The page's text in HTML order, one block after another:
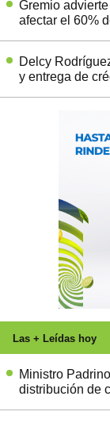
Gremio
afectar el 60%
Delcy
y entrega de
Las + Leídas hoy
Ministro
distribución de